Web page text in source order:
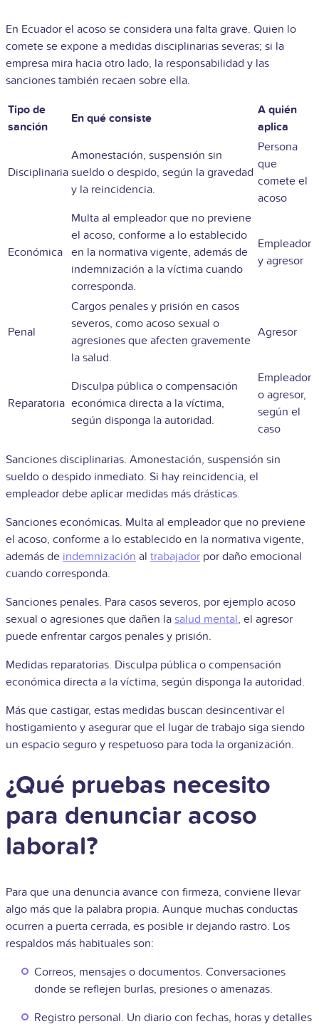
En Ecuador el acoso se considera una falta grave. Quien lo
comete se expone a medidas disciplinarias severas; si la
empresa mira hacia otro lado, la responsabilidad y las
sanciones también recaen sobre ella.
Tipo de
sanción
En qué consiste
A quién
aplica
Disciplinaria
Amonestación, suspensión sin
sueldo o despido, según la gravedad
y la reincidencia.
Persona
que
comete el
acoso
Económica
Multa al empleador que no previene
el acoso, conforme a lo establecido
en la normativa vigente, además de
indemnización a la víctima cuando
corresponda.
Empleador
y agresor
Penal
Cargos penales y prisión en casos
severos, como acoso sexual o
agresiones que afecten gravemente
la salud.
Agresor
Reparatoria
Disculpa pública o compensación
económica directa a la víctima,
según disponga la autoridad.
Empleador
o agresor,
según el
caso
Sanciones disciplinarias. Amonestación, suspensión sin
sueldo o despido inmediato. Si hay reincidencia, el
empleador debe aplicar medidas más drásticas.
Sanciones económicas. Multa al empleador que no previene
el acoso, conforme a lo establecido en la normativa vigente,
además de indemnización al trabajador por daño emocional
cuando corresponda.
Sanciones penales. Para casos severos, por ejemplo acoso
sexual o agresiones que dañen la salud mental, el agresor
puede enfrentar cargos penales y prisión.
Medidas reparatorias. Disculpa pública o compensación
económica directa a la víctima, según disponga la autoridad.
Más que castigar, estas medidas buscan desincentivar el
hostigamiento y asegurar que el lugar de trabajo siga siendo
un espacio seguro y respetuoso para toda la organización.
¿Qué pruebas necesito
para denunciar acoso
laboral?
Para que una denuncia avance con firmeza, conviene llevar
algo más que la palabra propia. Aunque muchas conductas
ocurren a puerta cerrada, es posible ir dejando rastro. Los
respaldos más habituales son:
Correos, mensajes o documentos. Conversaciones
donde se reflejen burlas, presiones o amenazas.
Registro personal. Un diario con fechas, horas y detalles